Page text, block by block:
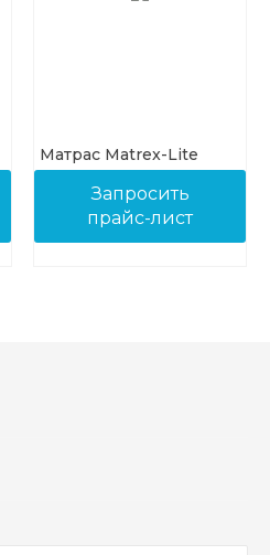
Матрас Matrex-Lite
Запросить
прайс-лист